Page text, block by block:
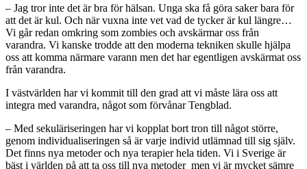
– Jag tror inte det är bra för hälsan. Unga ska få göra saker bara för
att det är kul. Och när vuxna inte vet vad de tycker är kul längre…
Vi går redan omkring som zombies och avskärmar oss från
varandra. Vi kanske trodde att den moderna tekniken skulle hjälpa
oss att komma närmare varann men det har egentligen avskärmat oss
från varandra.
I västvärlden har vi kommit till den grad att vi måste lära oss att
integra med varandra, något som förvånar Tengblad.
– Med sekuläriseringen har vi kopplat bort tron till något större,
genom individualiseringen så är varje individ utlämnad till sig själv.
Det finns nya metoder och nya terapier hela tiden. Vi i Sverige är
bäst i världen på att ta oss till nya metoder men vi är mycket sämre